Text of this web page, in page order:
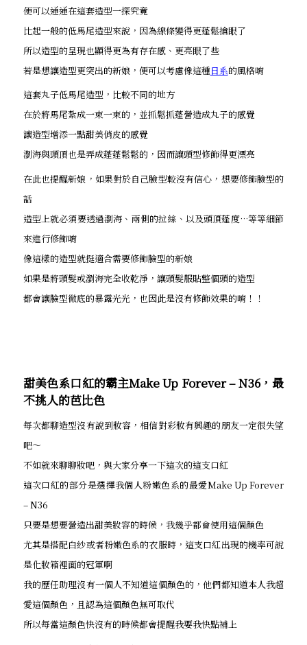
便可以通通在這套造型一探究竟
比起一般的低馬尾造型來說，因為線條變得更蓬鬆搶眼了
所以造型的呈現也顯得更為有存在感、更亮眼了些
若是想讓造型更突出的新娘，便可以考慮像這種日系的風格唷
這套丸子低馬尾造型，比較不同的地方
在於將馬尾紮成一束一束的，並抓鬆抓蓬營造成丸子的感覺
讓造型增添一點甜美俏皮的感覺
瀏海與頭頂也是弄成蓬蓬鬆鬆的，因而讓頭型修飾得更漂亮
在此也提醒新娘，如果對於自己臉型較沒有信心，想要修飾臉型的
話
造型上就必須要透過瀏海、兩側的拉絲、以及頭頂蓬度…等等細節
來進行修飾唷
像這樣的造型就挺適合需要修飾臉型的新娘
如果是將頭髮或瀏海完全收乾淨，讓頭髮服貼整個頭的造型
都會讓臉型徹底的暴露光光，也因此是沒有修飾效果的唷！！
甜美色系口紅的霸主Make Up Forever – N36，最
不挑人的芭比色
每次都聊造型沒有說到妝容，相信對彩妝有興趣的朋友一定很失望
吧～
不如就來聊聊妝吧，與大家分享一下這次的這支口紅
這次口紅的部分是選擇我個人粉嫩色系的最愛Make Up Forever
– N36
只要是想要營造出甜美妝容的時候，我幾乎都會使用這個顏色
尤其是搭配白紗或者粉嫩色系的衣服時，這支口紅出現的機率可說
是化妝箱裡面的冠軍啊
我的歷任助理沒有一個人不知道這個顏色的，他們都知道本人我超
愛這個顏色，且認為這個顏色無可取代
所以每當這顏色快沒有的時候都會提醒我要我快點補上